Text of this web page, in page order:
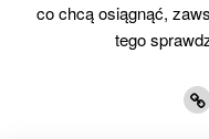
co chcą osiągnąć,
tego